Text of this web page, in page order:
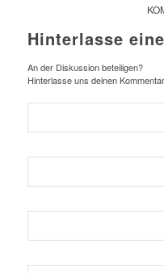
Hinterlasse
An der Diskussion beteiligen?
Hinterlasse uns deinen